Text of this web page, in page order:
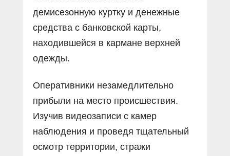
демисезонную куртку и денежные
средства с банковской карты,
находившейся в кармане верхней
одежды.
Оперативники незамедлительно
прибыли на место происшествия.
Изучив видеозаписи с камер
наблюдения и проведя тщательный
осмотр территории, стражи